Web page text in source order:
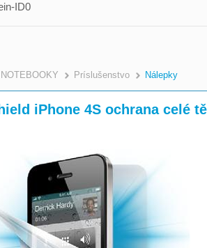
ID0
>
Príslušenstvo Nálepky
iPhone 4S ochrana celé